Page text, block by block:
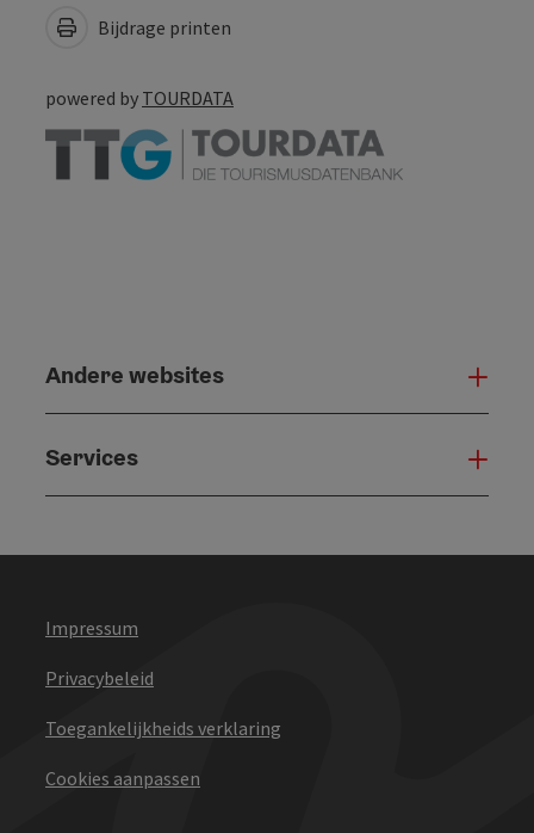
Bijdrage printen
powered by TOURDATA
Andere websites
Services
Impressum
Privacybeleid
Toegankelijkheids verklaring
Cookies aanpassen